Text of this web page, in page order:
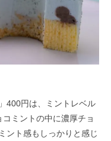
400円は、ミントレベル
ミントの中に濃厚チョ
ント感もしっかりと感じ